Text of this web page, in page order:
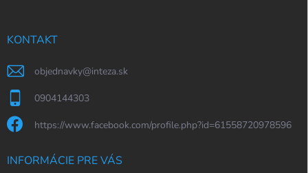
KONTAKT
objednavky@inteza.sk
0904144303
https://www.facebook.com/profile.php?id=61558720978596
INFORMÁCIE PRE VÁS